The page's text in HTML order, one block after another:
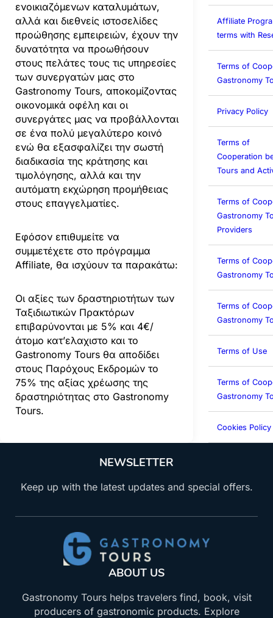
ενοικιαζόμενων καταλυμάτων,
αλλά και διεθνείς ιστοσελίδες
προώθησης εμπειρειών, έχουν την
δυνατότητα να προωθήσουν
στους πελάτες τους τις υπηρεσίες
των συνεργατών μας στο
Gastronomy Tours, αποκομίζοντας
οικονομικά οφέλη και οι
συνεργάτες μας να προβάλλονται
σε ένα πολύ μεγαλύτερο κοινό
ενώ θα εξασφαλίζει την σωστή
διαδικασία της κράτησης και
τιμολόγησης, αλλά και την
αυτόματη εκχώρηση προμήθειας
στους επαγγελματίες.
Εφόσον επιθυμείτε να
συμμετέχετε στο πρόγραμμα
Affiliate, θα ισχύουν τα παρακάτω:
Οι αξίες των δραστηριοτήτων των
Ταξιδιωτικών Πρακτόρων
επιβαρύνονται με 5% και 4€/
άτομο κατ’ελαχιστο και το
Gastronomy Tours θα αποδίδει
στους Παρόχους Εκδρομών το
75% της αξίας χρέωσης της
δραστηριότητας στο Gastronomy
Tours.
Affiliate
terms with
Terms of
Gastronomy
Privacy Policy
Terms of
Cooperation
Tours and
Terms of
Gastronomy
Providers
Terms of
Gastronomy
Terms of
Gastronomy
Terms of Use
Terms of
Gastronomy
Cookies Policy
NEWSLETTER
Keep up with the latest updates and special offers.
ABOUT US
Gastronomy Tours helps travelers find, book, visit
producers of gastronomic products. Explore